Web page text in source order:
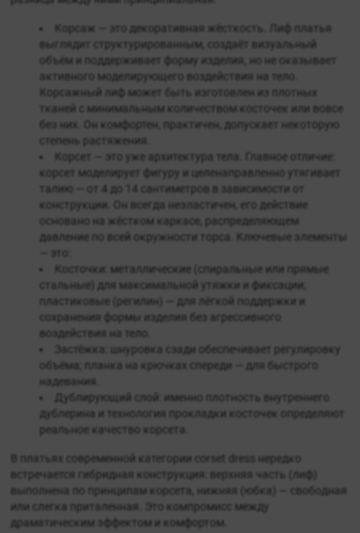
Корсаж — это декоративная жёсткость. Лиф платья
выглядит структурированным, создаёт визуальный
объём и поддерживает форму изделия, но не оказывает
активного моделирующего воздействия на тело.
Корсажный лиф может быть изготовлен из плотных
тканей с минимальным количеством косточек или вовсе
без них. Он комфортен, практичен, допускает некоторую
степень растяжения.
Корсет — это уже архитектура тела. Главное отличие:
корсет моделирует фигуру и целенаправленно утягивает
талию — от 4 до 14 сантиметров в зависимости от
конструкции. Он всегда неэластичен, его действие
основано на жёстком каркасе, распределяющем
давление по всей окружности торса. Ключевые элементы
— это:
Косточки: металлические (спиральные или прямые
стальные) для максимальной утяжки и фиксации;
пластиковые (регилин) — для лёгкой поддержки и
сохранения формы изделия без агрессивного
воздействия на тело.
Застёжка: шнуровка сзади обеспечивает регулировку
объёма; планка на крючках спереди — для быстрого
надевания.
Дублирующий слой: именно плотность внутреннего
дублерина и технология прокладки косточек определяют
реальное качество корсета.
В платьях современной категории corset dress нередко
встречается гибридная конструкция: верхняя часть (лиф)
выполнена по принципам корсета, нижняя (юбка) — свободная
или слегка приталенная. Это компромисс между
драматическим эффектом и комфортом.